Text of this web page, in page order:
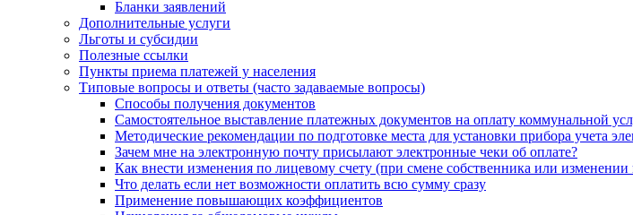
Бланки заявлений
Дополнительные услуги
Льготы и субсидии
Полезные ссылки
Пункты приема платежей у населения
Типовые вопросы и ответы (часто задаваемые вопросы)
Способы получения документов
Самостоятельное выставление платежных документов на оплату коммунальной
Методические рекомендации по подготовке места для установки прибора учета
Зачем мне на электронную почту присылают электронные чеки об оплате?
Как внести изменения по лицевому счету (при смене собственника или
Что делать если нет возможности оплатить всю сумму сразу
Применение повышающих коэффициентов